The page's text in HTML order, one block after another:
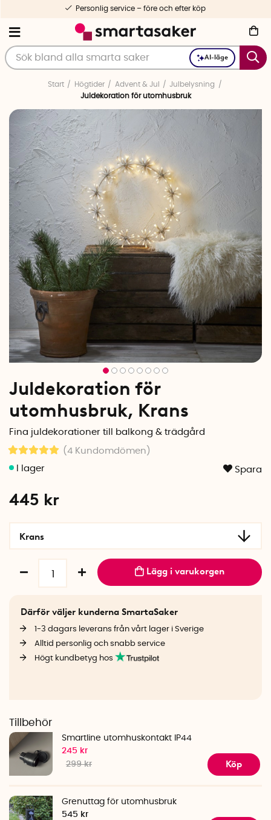
AI-läge
Personlig service – före och efter köp
Start Högtider Advent & Jul
Julbelysning
Juldekoration för utomhusbruk
Juldekoration för
utomhusbruk, Krans
Fina juldekorationer till balkong & trädgård
(4 Kundomdömen )
Spara
445 kr
Krans
Lägg i varukorgen
Därför väljer kunderna SmartaSaker
1-3 dagars leverans från vårt lager i Sverige
Alltid personlig och snabb service
Högt kundbetyg hos
Tillbehör
Smartline utomhuskontakt IP44
245 kr
299 kr
Köp
Grenuttag för utomhusbruk
545 kr